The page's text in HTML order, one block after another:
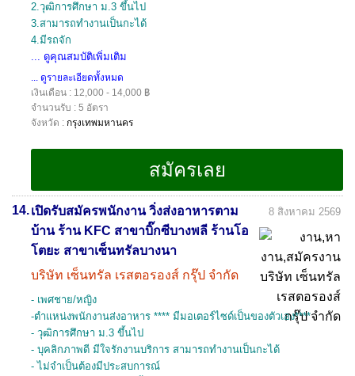
2.วุฒิการศึกษา ม.3 ขึ้นไป
3.สามารถทำงานเป็นกะได้
4.มีรถจัก
... ดูคุณสมบัติเพิ่มเติม
... ดูรายละเอียดทั้งหมด
เงินเดือน : 12,000 - 14,000 ฿
จำนวนรับ : 5 อัตรา
จังหวัด : กรุงเทพมหานคร
14.เปิดรับสมัครพนักงาน วิ่งส่งอาหารตาม
บ้าน ร้าน KFC สาขาบิ๊กซีบางพลี ร้านโอ
โตยะ สาขาเซ็นทรัลบางนา
บริษัท เซ็นทรัล เรสตอรองส์ กรุ๊ป จำกัด
8 สิงหาคม 2569
- เพศชาย/หญิง
-ตำแหน่งพนักงานส่งอาหาร **** มีมอเตอร์ไซด์เป็นของตัวเอง****
- วุฒิการศึกษา ม.3 ขึ้นไป
- บุคลิกภาพดี มีใจรักงานบริการ สามารถทำงานเป็นกะได้
- ไม่จำเป็นต้องมีประสบการณ์